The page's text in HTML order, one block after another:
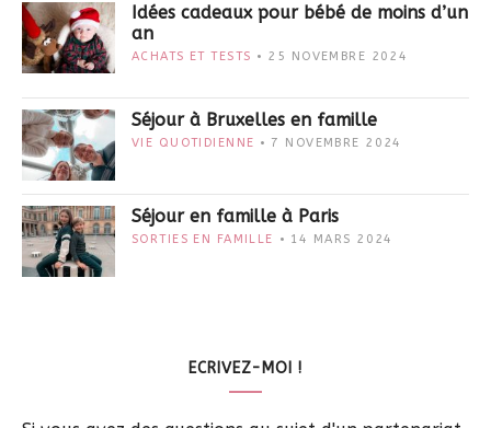
Idées cadeaux pour bébé de moins d’un
an
ACHATS ET TESTS 25 NOVEMBRE 2024
Séjour à Bruxelles en famille
VIE QUOTIDIENNE 7 NOVEMBRE 2024
Séjour en famille à Paris
SORTIES EN FAMILLE 14 MARS 2024
ECRIVEZ-MOI !